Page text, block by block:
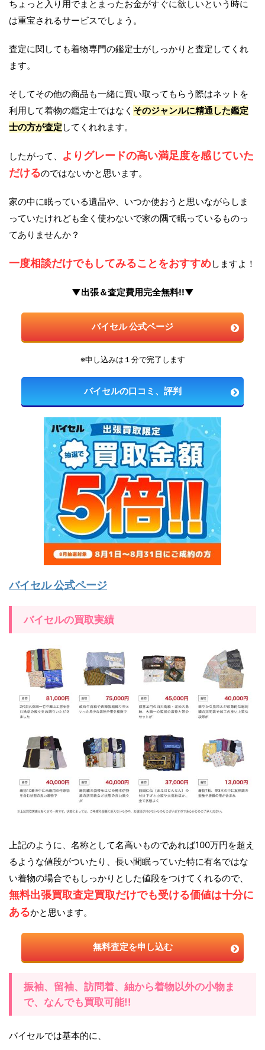
ちょっと入り用でまとまったお金がすぐに欲しいという時に
は重宝されるサービスでしょう。
査定に関しても着物専門の鑑定士がしっかりと査定してくれ
ます。
そしてその他の商品も一緒に買い取ってもらう際はネットを
利用して着物の鑑定士ではなく そのジャンルに精通した鑑定
士の方が査定 してくれれます。
したがって、
よりグレードの高い満足度を感じていた
だけるのではないかと思います。
家の中に眠っている遺品や、いつか使おうと思いながらしま
っていたけれども全く使わないで家の隅で眠っているものっ
てありませんか？
一度相談だけでもしてみることをおすすめしますよ！
▼出張＆査定費用完全無料!!▼
バイセル 公式ページ
※申し込みは１分で完了します
バイセルの口コミ、評判
バイセル 公式ページ
バイセルの買取実績
上記のように、名称として名高いものであれば100万円を超え
るような値段がついたり、長い間眠っていた特に有名ではな
い着物の場合でもしっかりとした値段をつけてくれるので、
無料出張買取査定買取だけでも受ける価値は十分に
あるかと思います。
無料査定を申し込む
振袖、留袖、訪問着、紬から着物以外の小物ま
で、なんでも買取可能!!
バイセルでは基本的に、